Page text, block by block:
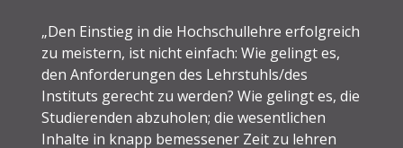
„Den Einstieg in die Hochschullehre erfolgreich
zu meistern, ist nicht einfach: Wie gelingt es,
den Anforderungen des Lehrstuhls/des
Instituts gerecht zu werden? Wie gelingt es, die
Studierenden abzuholen; die wesentlichen
Inhalte in knapp bemessener Zeit zu lehren